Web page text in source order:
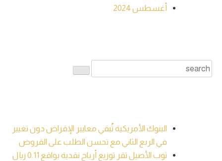
أغسطس 2024
Search
for:
البنوك الأمريكية تُبقي معايير الإقراض دون تغيير
في الربع الثاني مع تحسن الطلب على القروض
ثوب الأصيل تقر توزيع أرباح نقدية بواقع 0.11 ريال